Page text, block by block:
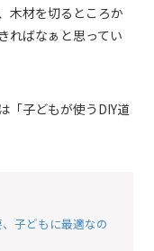
木材を切るところか
ればなぁと思ってい
「子どもが使うDIY道
子どもに最適なの